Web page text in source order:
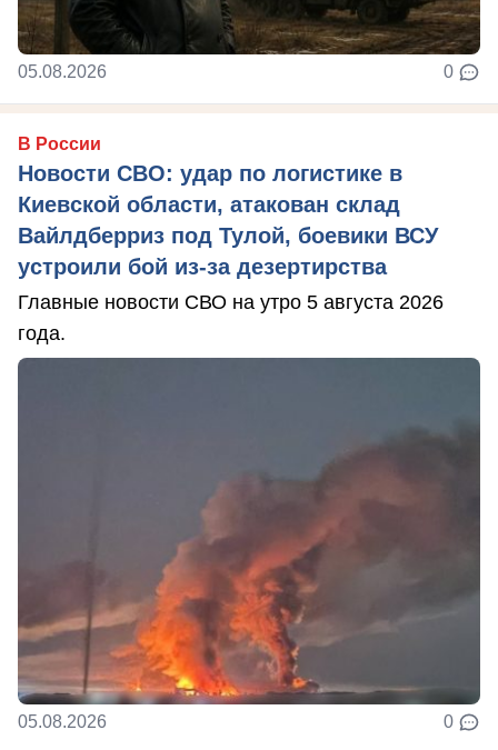
05.08.2026 0
В России
Новости СВО: удар по логистике в
Киевской области, атакован склад
Вайлдберриз под Тулой, боевики ВСУ
устроили бой из-за дезертирства
Главные новости СВО на утро 5 августа 2026
года.
05.08.2026 0